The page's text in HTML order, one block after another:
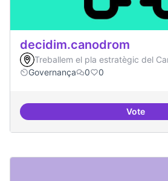
decidim.canodrom
Treballem el pla estratègic del
Governança
0 0
Vote